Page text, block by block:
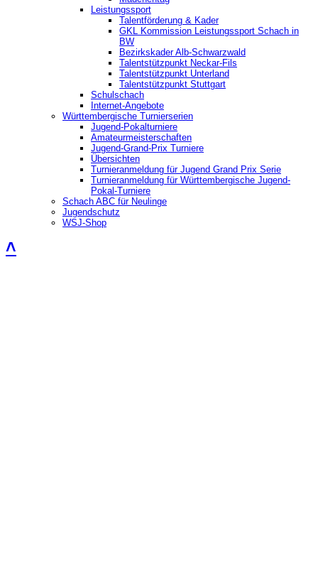
Leistungssport
Talentförderung & Kader
GKL Kommission Leistungssport Schach in
BW
Bezirkskader Alb-Schwarzwald
Talentstützpunkt Neckar-Fils
Talentstützpunkt Unterland
Talentstützpunkt Stuttgart
Schulschach
Internet-Angebote
Württembergische Turnierserien
Jugend-Pokalturniere
Amateurmeisterschaften
Jugend-Grand-Prix Turniere
Übersichten
Turnieranmeldung für Jugend Grand Prix Serie
Turnieranmeldung für Württembergische Jugend-
Pokal-Turniere
Schach ABC für Neulinge
Jugendschutz
WSJ-Shop
˄